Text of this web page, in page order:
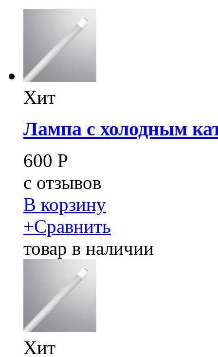
Хит
Лампа с холодным
600 Р
c отзывов
В корзину
+Сравнить
товар в наличии
Хит